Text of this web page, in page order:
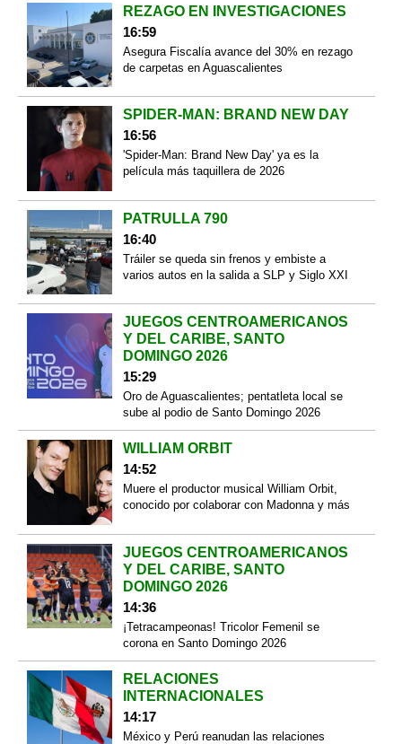
REZAGO EN INVESTIGACIONES
16:59
Asegura Fiscalía avance del 30% en rezago
de carpetas en Aguascalientes
SPIDER-MAN: BRAND NEW DAY
16:56
'Spider-Man: Brand New Day' ya es la
película más taquillera de 2026
PATRULLA 790
16:40
Tráiler se queda sin frenos y embiste a
varios autos en la salida a SLP y Siglo XXI
JUEGOS CENTROAMERICANOS
Y DEL CARIBE, SANTO
DOMINGO 2026
15:29
Oro de Aguascalientes; pentatleta local se
sube al podio de Santo Domingo 2026
WILLIAM ORBIT
14:52
Muere el productor musical William Orbit,
conocido por colaborar con Madonna y más
JUEGOS CENTROAMERICANOS
Y DEL CARIBE, SANTO
DOMINGO 2026
14:36
¡Tetracampeonas! Tricolor Femenil se
corona en Santo Domingo 2026
RELACIONES
INTERNACIONALES
14:17
México y Perú reanudan las relaciones